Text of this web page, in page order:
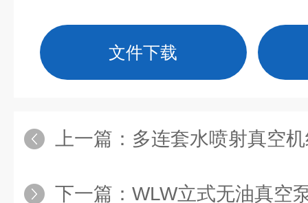
文件下载
上一篇： 多连套水喷射真空
下一篇： WLW立式无油真空